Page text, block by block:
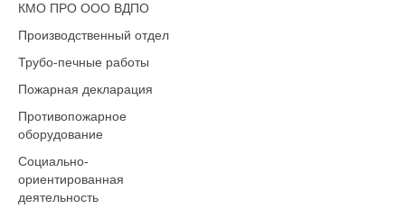
КМО ПРО ООО ВДПО
Производственный отдел
Трубо-печные работы
Пожарная декларация
Противопожарное
оборудование
Социально-
ориентированная
деятельность